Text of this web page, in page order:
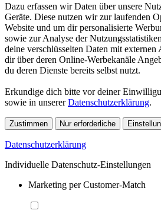
Dazu erfassen wir Daten über unsere
Geräte. Diese nutzen wir zur laufenden
Website und um dir personalisierte
sowie zur Analyse der
deine verschlüsselten Daten mit externen
dir über deren Online-Werbekanäle
du deren Dienste bereits selbst nutzt.
Erkundige dich bitte vor deiner
sowie in unsererDatenschutzerklärung.
Zustimmen Nur erforderliche
Datenschutzerklärung
Individuelle Datenschutz-Einstellungen
Marketing per Customer-Match